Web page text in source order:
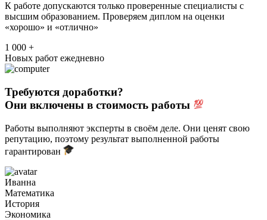
К работе допускаются только проверенные специалисты с
высшим образованием. Проверяем диплом на оценки
«хорошо» и «отлично»
1 000 +
Новых работ ежедневно
Требуются доработки?
Они включены в стоимость работы
Работы выполняют эксперты в своём деле. Они ценят свою
репутацию, поэтому результат выполненной работы
гарантирован
Иванна
Математика
История
Экономика